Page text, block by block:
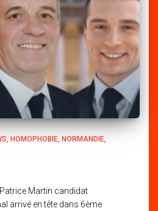
HOMOPHOBIE NORMANDIE
Martin candidat
arrivé en tête dans 6ème